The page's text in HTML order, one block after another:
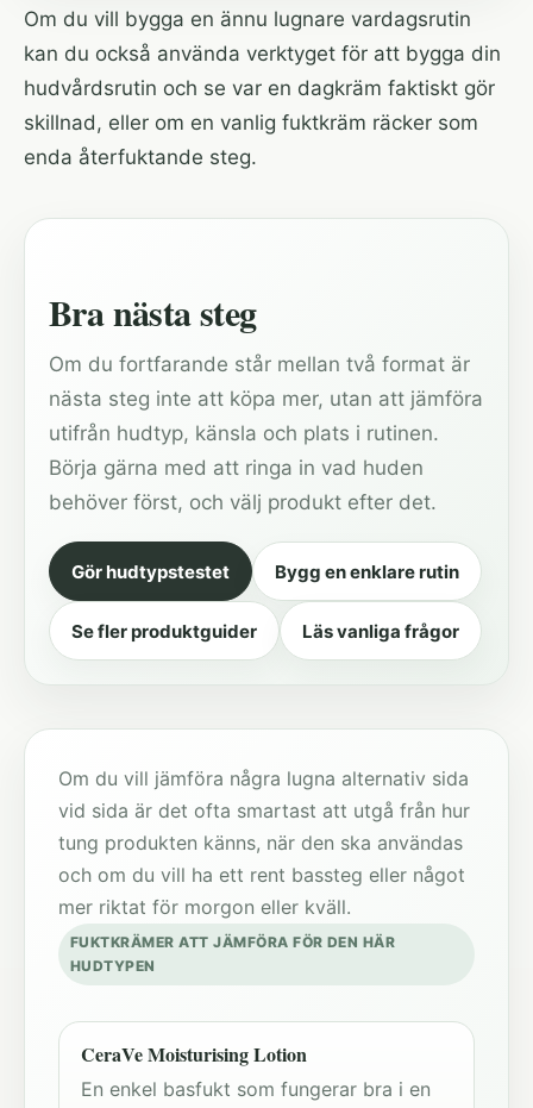
Om du vill bygga en ännu lugnare vardagsrutin
kan du också använda verktyget för att bygga din
hudvårdsrutin och se var en dagkräm faktiskt gör
skillnad, eller om en vanlig fuktkräm räcker som
enda återfuktande steg.
Bra nästa steg
Om du fortfarande står mellan två format är
nästa steg inte att köpa mer, utan att jämföra
utifrån hudtyp, känsla och plats i rutinen.
Börja gärna med att ringa in vad huden
behöver först, och välj produkt efter det.
Gör hudtypstestet Bygg en enklare rutin
Se fler produktguider Läs vanliga frågor
Om du vill jämföra några lugna alternativ sida
vid sida är det ofta smartast att utgå från hur
tung produkten känns, när den ska användas
och om du vill ha ett rent bassteg eller något
mer riktat för morgon eller kväll.
FUKTKRÄMER ATT JÄMFÖRA FÖR DEN HÄR
HUDTYPEN
CeraVe Moisturising Lotion
En enkel basfukt som fungerar bra i en